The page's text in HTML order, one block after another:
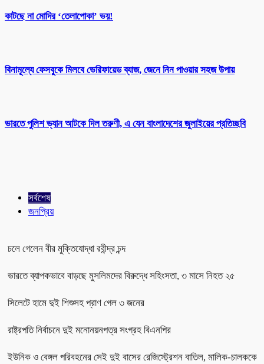
কাটছে না মোদির ‘তেলাপোকা’ ভয়!
বিনামূল্যে ফেসবুকে মিলবে ভেরিফায়েড ব্যাজ, জেনে নিন পাওয়ার সহজ উপায়
ভারতে পুলিশ ভ্যান আটকে দিল তরুণী, এ যেন বাংলাদেশের জুলাইয়ের প্রতিচ্ছবি
সর্বশেষ
জনপ্রিয়
চলে গেলেন বীর মুক্তিযোদ্ধা রবীন্দ্র চন্দ
ভারতে ব্যাপকভাবে বাড়ছে মুসলিমদের বিরুদ্ধে সহিংসতা, ৩ মাসে নিহত ২৫
সিলেটে হামে দুই শিশুসহ প্রাণ গেল ৩ জনের
রাষ্ট্রপতি নির্বাচনে দুই মনোনয়নপত্র সংগ্রহ বিএনপির
ইউনিক ও বেঙ্গল পরিবহনের সেই দুই বাসের রেজিস্ট্রেশন বাতিল, মালিক-চালককে